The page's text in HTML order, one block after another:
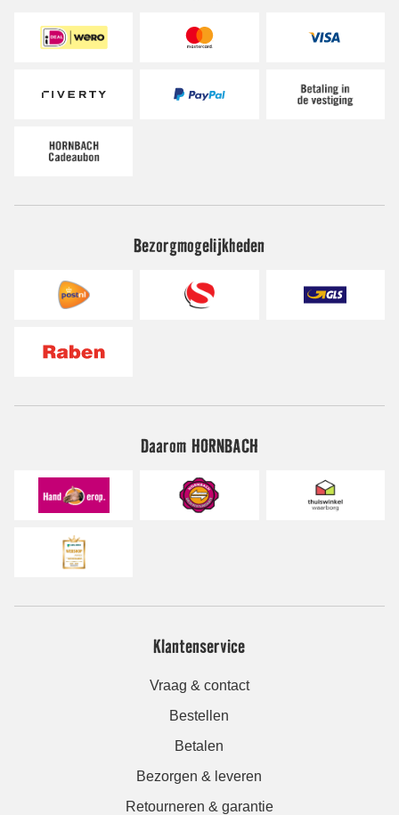
Bezorgmogelijkheden
Daarom HORNBACH
Klantenservice
Vraag & contact
Bestellen
Betalen
Bezorgen & leveren
Retourneren & garantie